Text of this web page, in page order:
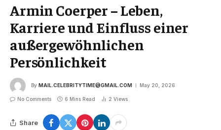
Armin Coerper – Leben,
Karriere und Einfluss einer
außergewöhnlichen
Persönlichkeit
By MAIL.CELEBRITYTIME@GMAIL.COM May 20, 2026
No Comments 6 Mins Read 2 Views
Share